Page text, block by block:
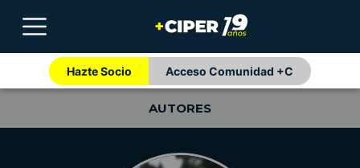
Hazte Socio Acceso Comunidad +C
AUTORES